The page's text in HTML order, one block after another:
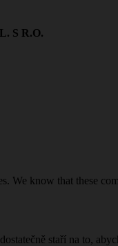
S R.O.
We know that these
staří na to,